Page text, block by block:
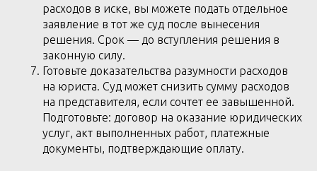
расходов в иске, вы можете подать отдельное
заявление в тот же суд после вынесения
решения. Срок — до вступления решения в
законную силу.
Готовьте доказательства разумности расходов
на юриста. Суд может снизить сумму расходов
на представителя, если сочтет ее завышенной.
Подготовьте: договор на оказание юридических
услуг, акт выполненных работ, платежные
документы, подтверждающие оплату.